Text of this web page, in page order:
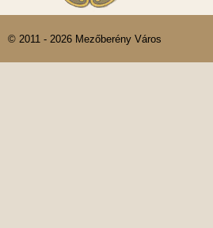
© 2011 - 2026 Mezőberény Város